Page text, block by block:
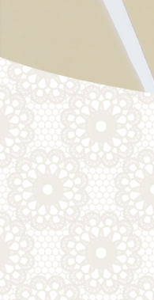
ツ
へ
ス
キ
プ